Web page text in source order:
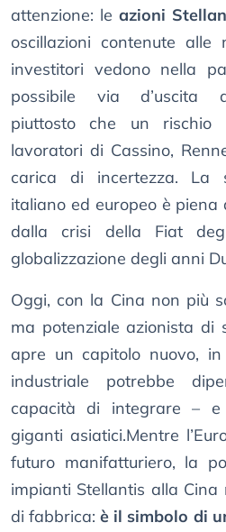
attenzione: le azioni
oscillazioni contenute alle
investitori vedono nella
possibile via d’uscita
piuttosto che un rischio
lavoratori di Cassino,
carica di incertezza. La
italiano ed europeo è piena
dalla crisi della Fiat
globalizzazione degli anni
Oggi, con la Cina non più
ma potenziale azionista di
apre un capitolo nuovo,
industriale potrebbe
capacità di integrare –
giganti asiatici.Mentre
futuro manifatturiero, la
impianti Stellantis alla
di fabbrica:è il simbolo di